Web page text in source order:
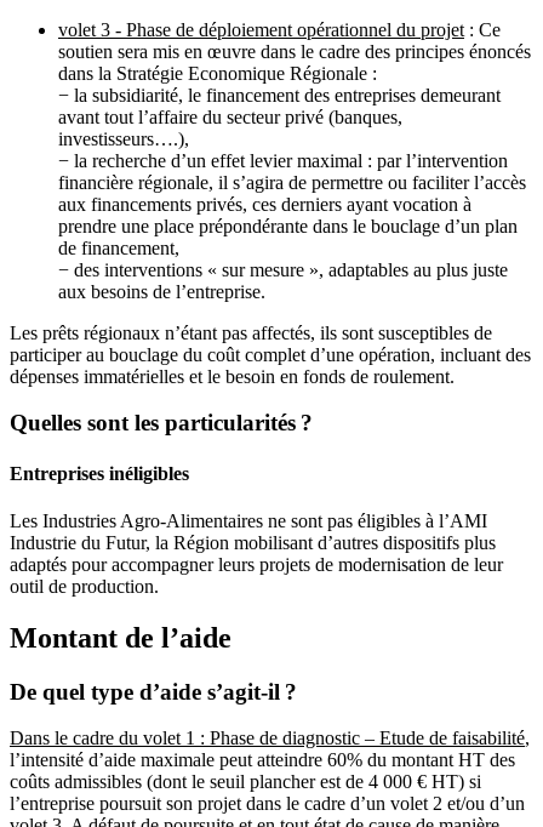
volet 3 - Phase de déploiement opérationnel du projet : Ce
soutien sera mis en œuvre dans le cadre des principes énoncés
dans la Stratégie Economique Régionale :
− la subsidiarité, le financement des entreprises demeurant
avant tout l’affaire du secteur privé (banques,
investisseurs….),
− la recherche d’un effet levier maximal : par l’intervention
financière régionale, il s’agira de permettre ou faciliter l’accès
aux financements privés, ces derniers ayant vocation à
prendre une place prépondérante dans le bouclage d’un plan
de financement,
− des interventions « sur mesure », adaptables au plus juste
aux besoins de l’entreprise.
Les prêts régionaux n’étant pas affectés, ils sont susceptibles de
participer au bouclage du coût complet d’une opération, incluant des
dépenses immatérielles et le besoin en fonds de roulement.
Quelles sont les particularités ?
Entreprises inéligibles
Les Industries Agro-Alimentaires ne sont pas éligibles à l’AMI
Industrie du Futur, la Région mobilisant d’autres dispositifs plus
adaptés pour accompagner leurs projets de modernisation de leur
outil de production.
Montant de l’aide
De quel type d’aide s’agit-il ?
Dans le cadre du volet 1 : Phase de diagnostic – Etude de faisabilité,
l’intensité d’aide maximale peut atteindre 60% du montant HT des
coûts admissibles (dont le seuil plancher est de 4 000 € HT) si
l’entreprise poursuit son projet dans le cadre d’un volet 2 et/ou d’un